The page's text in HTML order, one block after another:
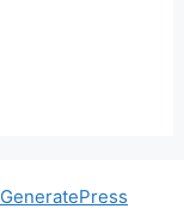
GeneratePress